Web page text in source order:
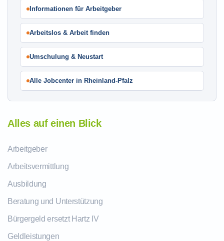
Informationen für Arbeitgeber
Arbeitslos & Arbeit finden
Umschulung & Neustart
Alle Jobcenter in Rheinland-Pfalz
Alles auf einen Blick
Arbeitgeber
Arbeitsvermittlung
Ausbildung
Beratung und Unterstützung
Bürgergeld ersetzt Hartz IV
Geldleistungen